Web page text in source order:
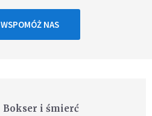
WSPOMÓŻ NAS
Bokser i śmierć